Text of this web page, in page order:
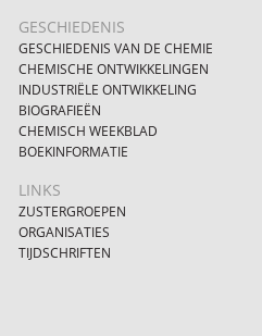
GESCHIEDENIS
GESCHIEDENIS VAN DE CHEMIE
CHEMISCHE ONTWIKKELINGEN
INDUSTRIËLE ONTWIKKELING
BIOGRAFIEËN
CHEMISCH WEEKBLAD
BOEKINFORMATIE
LINKS
ZUSTERGROEPEN
ORGANISATIES
TIJDSCHRIFTEN